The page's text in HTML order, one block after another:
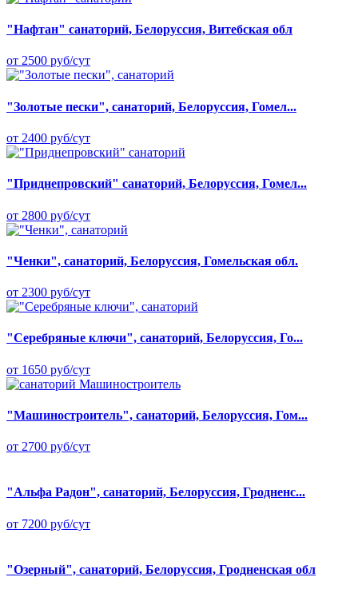
"Нафтан" санаторий, Белоруссия, Витебская обл
от 2500 руб/сут
"Золотые пески", санаторий, Белоруссия, Гомел...
от 2400 руб/сут
"Приднепровский" санаторий, Белоруссия, Гомел...
от 2800 руб/сут
"Ченки", санаторий, Белоруссия, Гомельская обл.
от 2300 руб/сут
"Серебряные ключи", санаторий, Белоруссия, Го...
от 1650 руб/сут
"Машиностроитель", санаторий, Белоруссия, Гом...
от 2700 руб/сут
"Альфа Радон", санаторий, Белоруссия, Гродненс...
от 7200 руб/сут
"Озерный", санаторий, Белоруссия, Гродненская обл